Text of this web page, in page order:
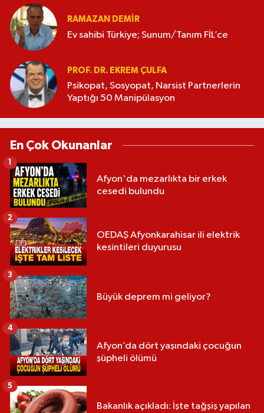
RAMAZAN DEMİR
Ev sahibi Türkiye; Sunum/Tanım FİL’ce
PROF. DR. EKREM ÇULFA
Psikopat, Sosyopat, Narsist Partnerlerin
Yaptığı 50 Manipülasyon
En Çok Okunanlar
Afyon'da mezarlıkta bir erkek
cesedi bulundu
1
OEDAŞ Afyonkarahisar ili elektrik
kesintileri duyurusu
2
Büyük deprem mi geliyor?
3
Afyon’da dört yaşındaki çocuğun
şüpheli ölümü
4
Bakanlık açıkladı: İşte tağşiş yapılan
5